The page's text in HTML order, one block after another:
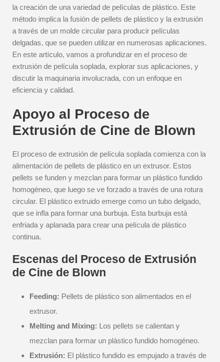
la creación de una variedad de películas de plástico. Este
método implica la fusión de pellets de plástico y la extrusión
a través de un molde circular para producir películas
delgadas, que se pueden utilizar en numerosas aplicaciones.
En este artículo, vamos a profundizar en el proceso de
extrusión de película soplada, explorar sus aplicaciones, y
discutir la maquinaria involucrada, con un enfoque en
eficiencia y calidad.
Apoyo al Proceso de
Extrusión de Cine de Blown
El proceso de extrusión de película soplada comienza con la
alimentación de pellets de plástico en un extrusor. Estos
pellets se funden y mezclan para formar un plástico fundido
homogéneo, que luego se ve forzado a través de una rotura
circular. El plástico extruido emerge como un tubo delgado,
que se infla para formar una burbuja. Esta burbuja está
enfriada y aplanada para crear una película de plástico
continua.
Escenas del Proceso de Extrusión
de Cine de Blown
Feeding: Pellets de plástico son alimentados en el
extrusor.
Melting and Mixing: Los pellets se calientan y
mezclan para formar un plástico fundido homogéneo.
Extrusión: El plástico fundido es empujado a través de